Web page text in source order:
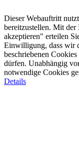
Dieser Webauftritt
bereitzustellen. Mit
akzeptieren" erteilen
Einwilligung, dass wir
beschriebenen
dürfen. Unabhängig
notwendige Cookies
Details